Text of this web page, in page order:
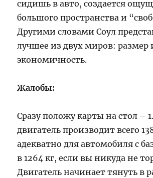
сидишь в авто, создается
большого пространства и
Другими словами Соул
лучшее из двух миров: размер
экономичность.
Жалобы:
Сразу положу карты на стол –
двигатель производит всего
адекватно для автомобиля с
в 1264 кг, если вы никуда не
Двигатель начинает тянуть в